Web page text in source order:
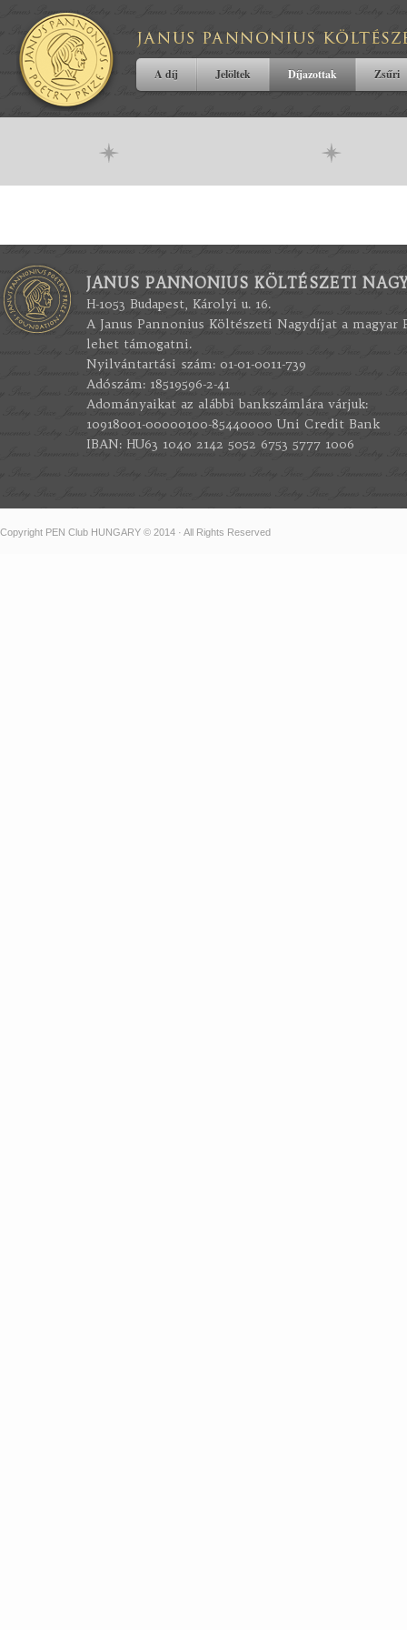
A díj Jelöltek Díjazottak Zsűri
JANUS PANNONIUS KÖLTÉSZETI
H-1053 Budapest, Károlyi u. 16.
A Janus Pannonius Költészeti Nagydíjat a magyar
lehet támogatni.
Nyilvántartási szám: 01-01-0011-739
Adószám: 18519596-2-41
Adományaikat az alábbi bankszámlára várjuk:
10918001-00000100-85440000 Uni Credit Bank
IBAN: HU63 1040 2142 5052 6753 5777 1006
Copyright PEN Club HUNGARY © 2014 · All Rights Reserved